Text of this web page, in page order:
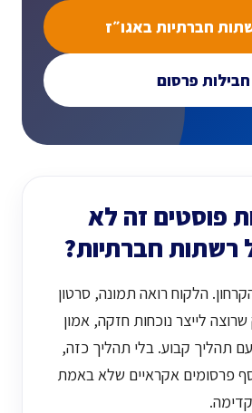
חברתיות באגו״ז
חבילות פרסום
פוסטים זה לא
רשתות חברתיות?
הלקוח רואה תמונה, סרטון
לייצר נוכחות חזקה, אמון
עם תהליך קבוע. בלי תהליך כזה,
פרסומים אקראיים שלא באמת